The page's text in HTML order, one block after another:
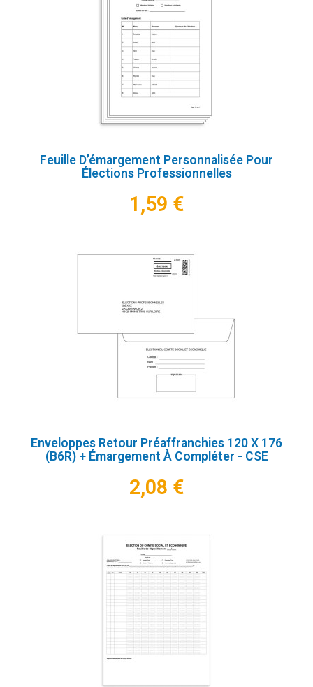
Feuille D’émargement Personnalisée Pour
Élections Professionnelles
1,59 €
Enveloppes Retour Préaffranchies 120 X 176
(B6R) + Émargement À Compléter - CSE
2,08 €